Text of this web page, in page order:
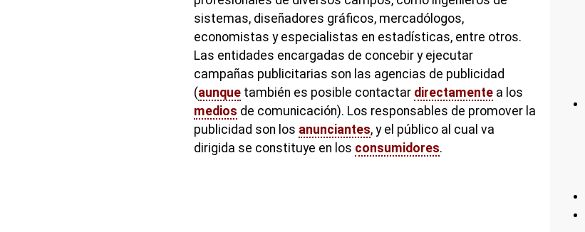
sistemas, diseñadores gráficos, mercadólogos,
economistas y especialistas en estadísticas, entre otros.
Las entidades encargadas de concebir y ejecutar
campañas publicitarias son las agencias de publicidad
(aunque también es posible contactar directamente a los
medios de comunicación). Los responsables de promover la
publicidad son los anunciantes, y el público al cual va
dirigida se constituye en los consumidores.